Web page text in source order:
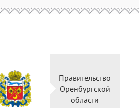
Правительство
Оренбургской
области